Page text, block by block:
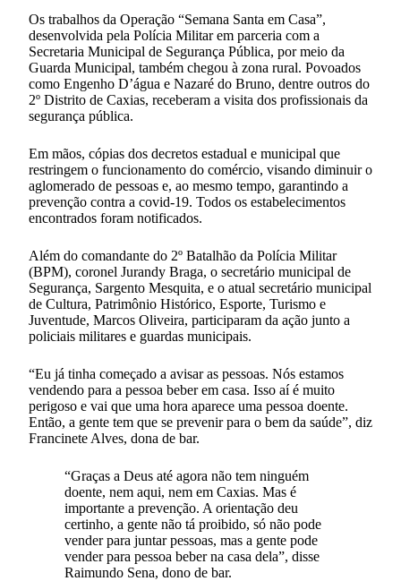
Os trabalhos da Operação “Semana Santa em Casa”,
desenvolvida pela Polícia Militar em parceria com a
Secretaria Municipal de Segurança Pública, por meio da
Guarda Municipal, também chegou à zona rural. Povoados
como Engenho D’água e Nazaré do Bruno, dentre outros do
2º Distrito de Caxias, receberam a visita dos profissionais da
segurança pública.
Em mãos, cópias dos decretos estadual e municipal que
restringem o funcionamento do comércio, visando diminuir o
aglomerado de pessoas e, ao mesmo tempo, garantindo a
prevenção contra a covid-19. Todos os estabelecimentos
encontrados foram notificados.
Além do comandante do 2º Batalhão da Polícia Militar
(BPM), coronel Jurandy Braga, o secretário municipal de
Segurança, Sargento Mesquita, e o atual secretário municipal
de Cultura, Patrimônio Histórico, Esporte, Turismo e
Juventude, Marcos Oliveira, participaram da ação junto a
policiais militares e guardas municipais.
“Eu já tinha começado a avisar as pessoas. Nós estamos
vendendo para a pessoa beber em casa. Isso aí é muito
perigoso e vai que uma hora aparece uma pessoa doente.
Então, a gente tem que se prevenir para o bem da saúde”, diz
Francinete Alves, dona de bar.
“Graças a Deus até agora não tem ninguém
doente, nem aqui, nem em Caxias. Mas é
importante a prevenção. A orientação deu
certinho, a gente não tá proibido, só não pode
vender para juntar pessoas, mas a gente pode
vender para pessoa beber na casa dela”, disse
Raimundo Sena, dono de bar.